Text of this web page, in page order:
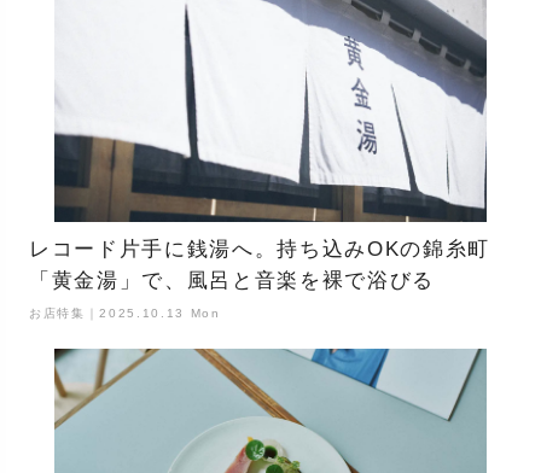
レコード片手に銭湯へ。持ち込みOKの錦糸町
「黄金湯」で、風呂と音楽を裸で浴びる
お店特集｜2025.10.13 Mon